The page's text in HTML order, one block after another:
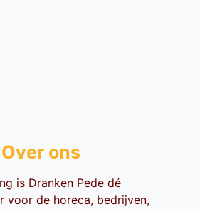
Over ons
is Dranken Pede dé
voor de horeca, bedrijven,